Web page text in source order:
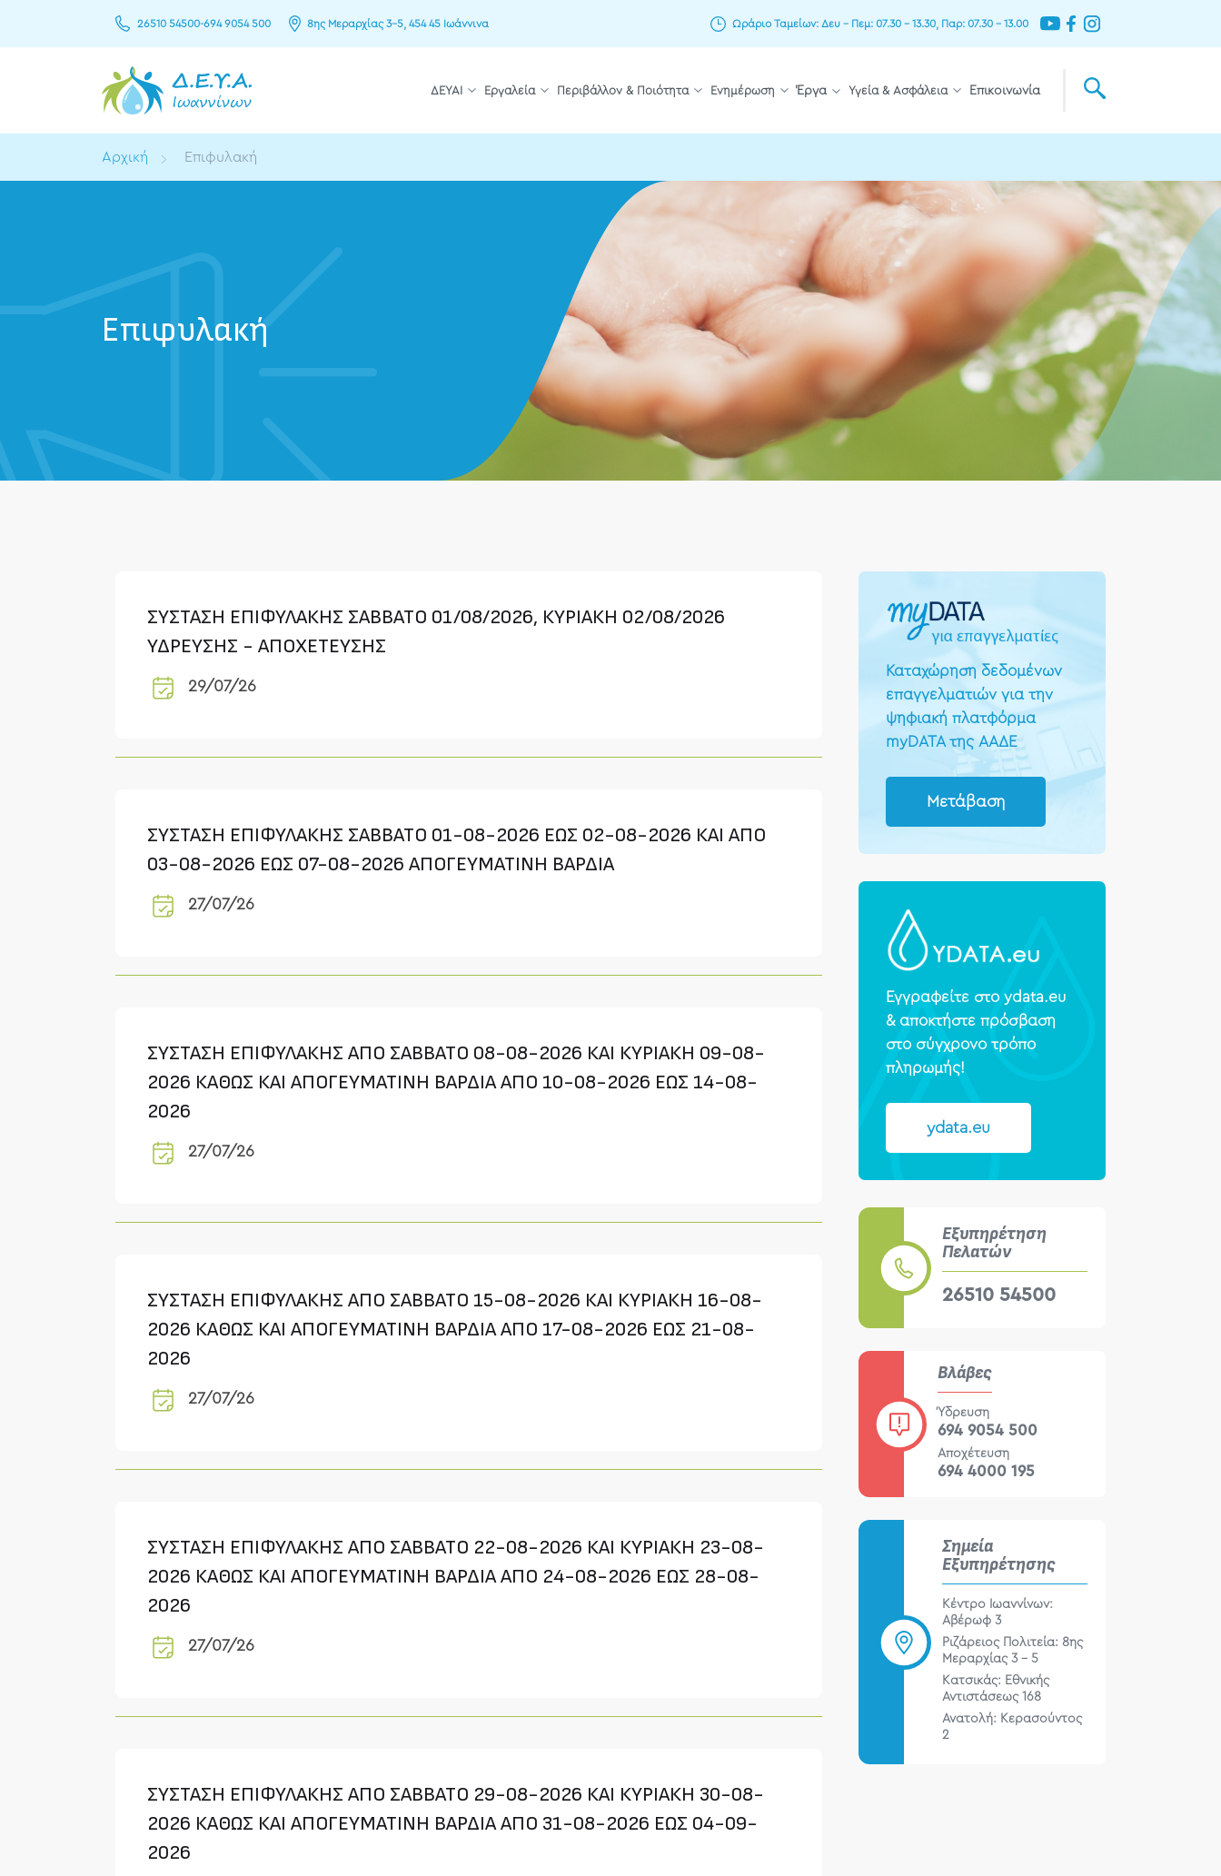
26510 54500-694 9054 500 8ης Μεραρχίας 3–5, 454 45 Ιωάννινα Ωράριο Ταμείων: Δευ – Πεμ: 07.30 – 13.30, Παρ: 07.30 – 13.00
ΔΕΥΑΙ Εργαλεία Περιβάλλον & Ποιότητα Ενημέρωση Έργα Υγεία & Ασφάλεια Επικοινωνία
Αρχική Επιφυλακή
Επιφυλακή
ΣΥΣΤΑΣΗ ΕΠΙΦΥΛΑΚΗΣ ΣΑΒΒΑΤΟ 01/08/2026, ΚΥΡΙΑΚΗ 02/08/2026
ΥΔΡΕΥΣΗΣ - ΑΠΟΧΕΤΕΥΣΗΣ
29/07/26
ΣΥΣΤΑΣΗ ΕΠΙΦΥΛΑΚΗΣ ΣΑΒΒΑΤΟ 01-08-2026 ΕΩΣ 02-08-2026 ΚΑΙ ΑΠΟ
03-08-2026 ΕΩΣ 07-08-2026 ΑΠΟΓΕΥΜΑΤΙΝΗ ΒΑΡΔΙΑ
27/07/26
ΣΥΣΤΑΣΗ ΕΠΙΦΥΛΑΚΗΣ ΑΠΟ ΣΑΒΒΑΤΟ 08-08-2026 ΚΑΙ ΚΥΡΙΑΚΗ 09-08-
2026 ΚΑΘΩΣ ΚΑΙ ΑΠΟΓΕΥΜΑΤΙΝΗ ΒΑΡΔΙΑ ΑΠΟ 10-08-2026 ΕΩΣ 14-08-
2026
27/07/26
ΣΥΣΤΑΣΗ ΕΠΙΦΥΛΑΚΗΣ ΑΠΟ ΣΑΒΒΑΤΟ 15-08-2026 ΚΑΙ ΚΥΡΙΑΚΗ 16-08-
2026 ΚΑΘΩΣ ΚΑΙ ΑΠΟΓΕΥΜΑΤΙΝΗ ΒΑΡΔΙΑ ΑΠΟ 17-08-2026 ΕΩΣ 21-08-
2026
27/07/26
ΣΥΣΤΑΣΗ ΕΠΙΦΥΛΑΚΗΣ ΑΠΟ ΣΑΒΒΑΤΟ 22-08-2026 ΚΑΙ ΚΥΡΙΑΚΗ 23-08-
2026 ΚΑΘΩΣ ΚΑΙ ΑΠΟΓΕΥΜΑΤΙΝΗ ΒΑΡΔΙΑ ΑΠΟ 24-08-2026 ΕΩΣ 28-08-
2026
27/07/26
ΣΥΣΤΑΣΗ ΕΠΙΦΥΛΑΚΗΣ ΑΠΟ ΣΑΒΒΑΤΟ 29-08-2026 ΚΑΙ ΚΥΡΙΑΚΗ 30-08-
2026 ΚΑΘΩΣ ΚΑΙ ΑΠΟΓΕΥΜΑΤΙΝΗ ΒΑΡΔΙΑ ΑΠΟ 31-08-2026 ΕΩΣ 04-09-
2026
Καταχώρηση δεδομένων
επαγγελματιών για την
ψηφιακή πλατφόρμα
myDATA της ΑΑΔΕ
Μετάβαση
Εγγραφείτε στο ydata.eu
& αποκτήστε πρόσβαση
στο σύγχρονο τρόπο
πληρωμής!
ydata.eu
Εξυπηρέτηση
Πελατών
26510 54500
Βλάβες
Ύδρευση
694 9054 500
Αποχέτευση
694 4000 195
Σημεία
Εξυπηρέτησης
Κέντρο Ιωαννίνων:
Αβέρωφ 3
Ριζάρειος Πολιτεία: 8ης
Μεραρχίας 3 – 5
Κατσικάς: Εθνικής
Αντιστάσεως 168
Ανατολή: Κερασούντος
2